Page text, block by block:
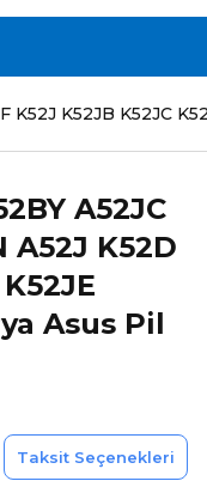
K52JB K52JC
A52JC
A52J K52D
Asus Pil
Taksit Seçenekleri